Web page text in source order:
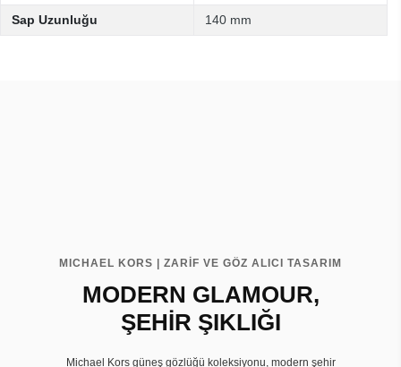
Sap Uzunluğu 140 mm
MICHAEL KORS | ZARİF VE GÖZ ALICI TASARIM
MODERN GLAMOUR,
ŞEHİR ŞIKLIĞI
Michael Kors güneş gözlüğü koleksiyonu, modern şehir